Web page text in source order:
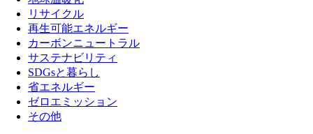
リサイクル
再生可能エネルギー
カーボンニュートラル
サステナビリティ
SDGsと暮らし
省エネルギー
ゼロエミッション
その他